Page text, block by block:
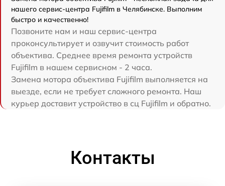
нашего сервис-центра Fujifilm в Челябинске. Выполним
быстро и качественно!
Позвоните нам и наш сервис-центра
проконсультирует и озвучит стоимость работ
объектива. Среднее время ремонта устройств
Fujifilm в нашем сервисном - 2 часа.
Замена мотора объектива Fujifilm выполняется на
выезде, если не требует сложного ремонта. Наш
курьер доставит устройство в сц Fujifilm и обратно.
Контакты